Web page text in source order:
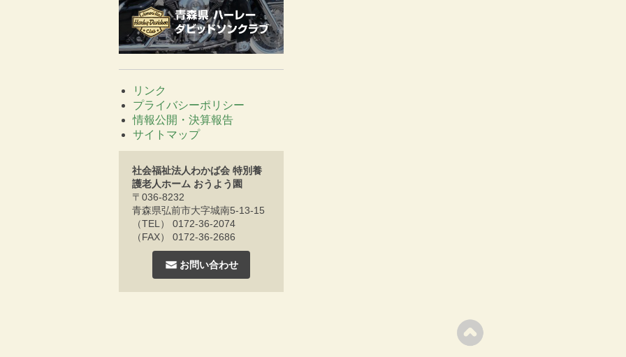
リンク
プライバシーポリシー
情報公開・決算報告
サイトマップ
社会福祉法人わかば会 特別養
護老人ホーム おうよう園
〒036-8232
青森県弘前市大字城南5-13-15
（TEL） 0172-36-2074
（FAX） 0172-36-2686
お問い合わせ